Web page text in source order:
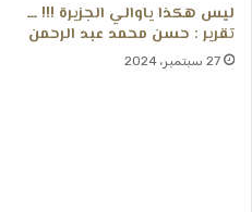
ليس هكذا ياوالي الجزيرة !!! ـــ
تقرير : حسن محمد عبد الرحمن
27 سبتمبر، 2024